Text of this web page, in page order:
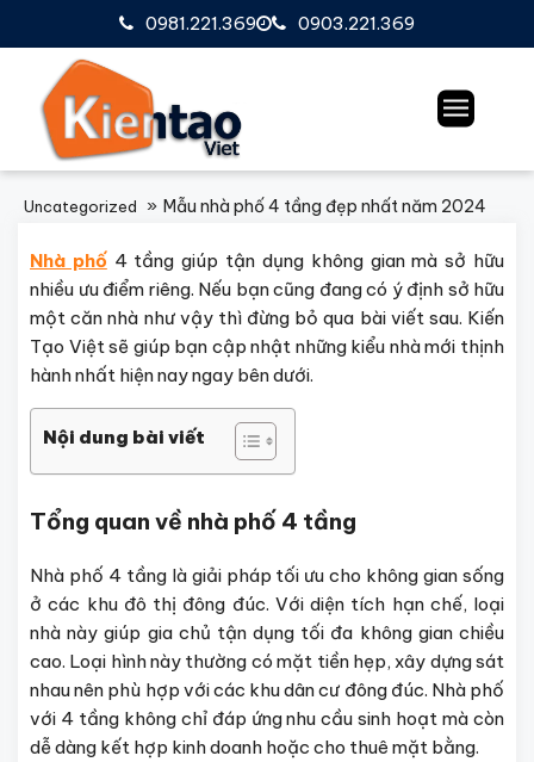
0903.221.369
0981.221.369
Uncategorized Mẫu nhà phố 4 tầng đẹp nhất năm 2024
Nhà phố4 tầng giúp tận dụng không gian mà sở hữu
nhiều ưu điểm riêng. Nếu bạn cũng đang có ý định sở hữu
một căn nhà như vậy thì đừng bỏ qua bài viết sau. Kiến
Tạo Việt sẽ giúp bạn cập nhật những kiểu nhà mới thịnh
hành nhất hiện nay ngay bên dưới.
Nội dung bài viết
Tổng quan về nhà phố 4 tầng
Nhà phố 4 tầng là giải pháp tối ưu cho không gian sống
ở các khu đô thị đông đúc. Với diện tích hạn chế, loại
nhà này giúp gia chủ tận dụng tối đa không gian chiều
cao. Loại hình này thường có mặt tiền hẹp, xây dựng sát
nhau nên phù hợp với các khu dân cư đông đúc. Nhà phố
với 4 tầng không chỉ đáp ứng nhu cầu sinh hoạt mà còn
dễ dàng kết hợp kinh doanh hoặc cho thuê mặt bằng.